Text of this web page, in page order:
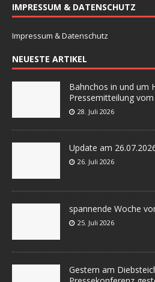
IMPRESSUM & DATENSCHUTZ
Impressum & Datenschutz
NEUESTE ARTIKEL
Bahnchos in und um
Pressemitteilung vom
28. Juli 2026
Update am
26. Juli 2026
spannende Woche
25. Juli 2026
Gestern am